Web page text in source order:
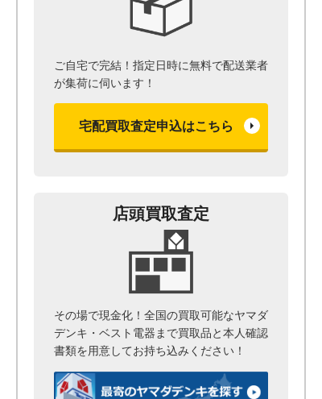
ご自宅で完結！指定日時に無料で配送業者
が集荷に伺います！
宅配買取査定申込はこちら
店頭買取査定
その場で現金化！全国の買取可能なヤマダ
デンキ・ベスト電器まで買取品と本人確認
書類を用意してお持ち込みください！